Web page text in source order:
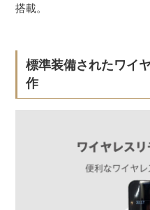
搭載。
標準装備されたワイ
作